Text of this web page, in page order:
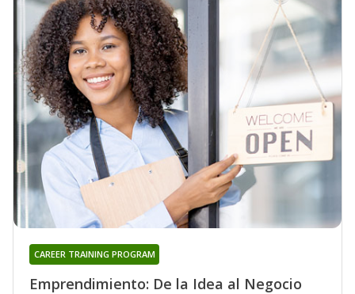
Emprendimiento: De la Idea al Negocio
CAREER TRAINING PROGRAM